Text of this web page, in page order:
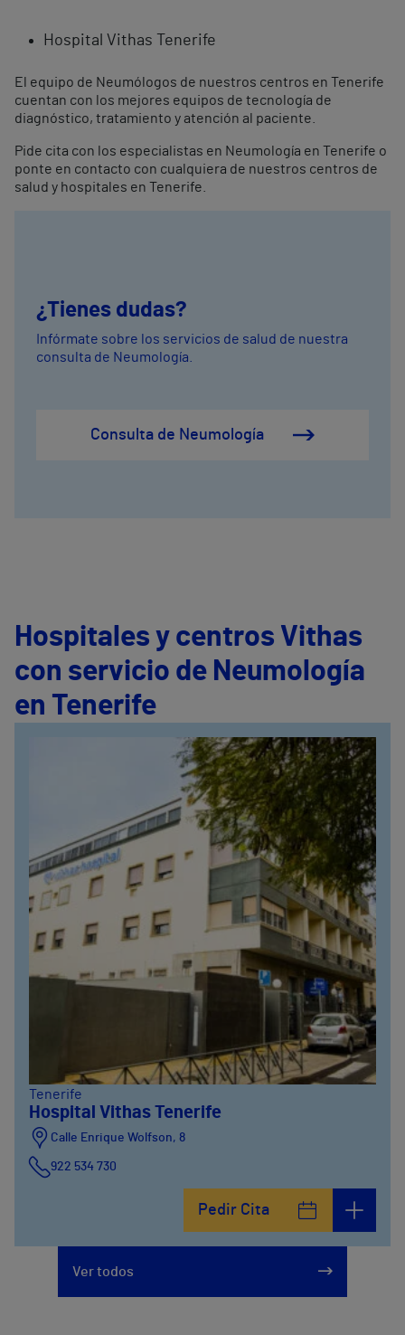
Hospital Vithas Tenerife
El equipo de Neumólogos de nuestros centros en Tenerife
cuentan con los mejores equipos de tecnología de
diagnóstico, tratamiento y atención al paciente.
Pide cita con los especialistas en Neumología en Tenerife o
ponte en contacto con cualquiera de nuestros centros de
salud y hospitales en Tenerife.
¿Tienes dudas?
Infórmate sobre los servicios de salud de nuestra
consulta de Neumología.
Consulta de Neumología
Hospitales y centros Vithas
con servicio de Neumología
en Tenerife
Tenerife
Hospital Vithas Tenerife
Calle Enrique Wolfson, 8
922 534 730
Pedir Cita
Ver todos